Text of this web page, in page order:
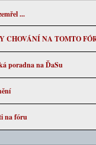
...
CHOVÁNÍ NA TOMTO
poradna na ĎaSu
na fóru